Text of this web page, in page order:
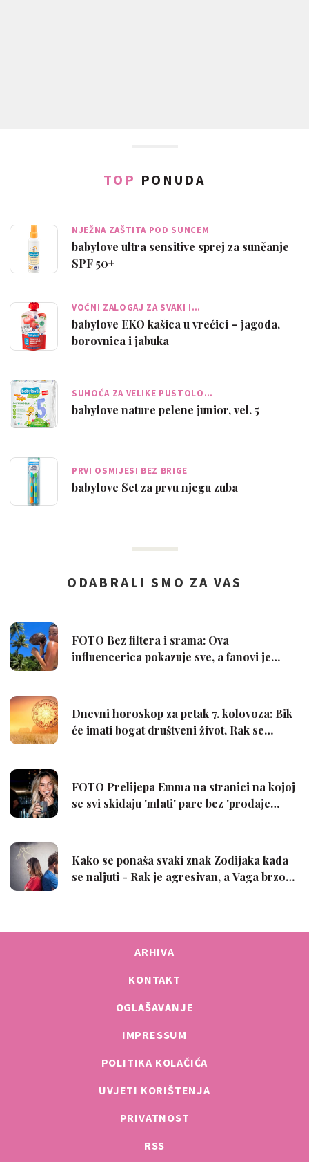
TOP PONUDA
NJEŽNA ZAŠTITA POD SUNCEM
babylove ultra sensitive sprej za sunčanje
SPF 50+
VOĆNI ZALOGAJ ZA SVAKI I…
babylove EKO kašica u vrećici – jagoda,
borovnica i jabuka
SUHOĆA ZA VELIKE PUSTOLO…
babylove nature pelene junior, vel. 5
PRVI OSMIJESI BEZ BRIGE
babylove Set za prvu njegu zuba
ARHIVA
KONTAKT
OGLAŠAVANJE
IMPRESSUM
POLITIKA KOLAČIĆA
UVJETI KORIŠTENJA
PRIVATNOST
RSS